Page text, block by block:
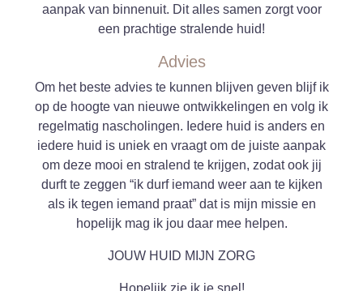
aanpak van binnenuit. Dit alles samen zorgt voor
een prachtige stralende huid!
Advies
Om het beste advies te kunnen blijven geven blijf ik
op de hoogte van nieuwe ontwikkelingen en volg ik
regelmatig nascholingen. Iedere huid is anders en
iedere huid is uniek en vraagt om de juiste aanpak
om deze mooi en stralend te krijgen, zodat ook jij
durft te zeggen “ik durf iemand weer aan te kijken
als ik tegen iemand praat” dat is mijn missie en
hopelijk mag ik jou daar mee helpen.
JOUW HUID MIJN ZORG